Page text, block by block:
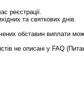
реєстрації.
та святкових днів.
обставин виплати
не описані у FAQ